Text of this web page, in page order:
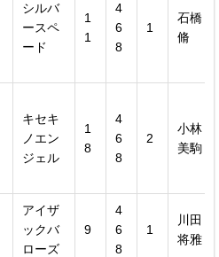
シルバ
ースペ
ード
1
1
4
6
8
1
石橋
脩
キセキ
ノエン
ジェル
1
8
4
6
8
2
小林
美駒
アイザ
ックバ
ローズ
9
4
6
8
1
川田
将雅